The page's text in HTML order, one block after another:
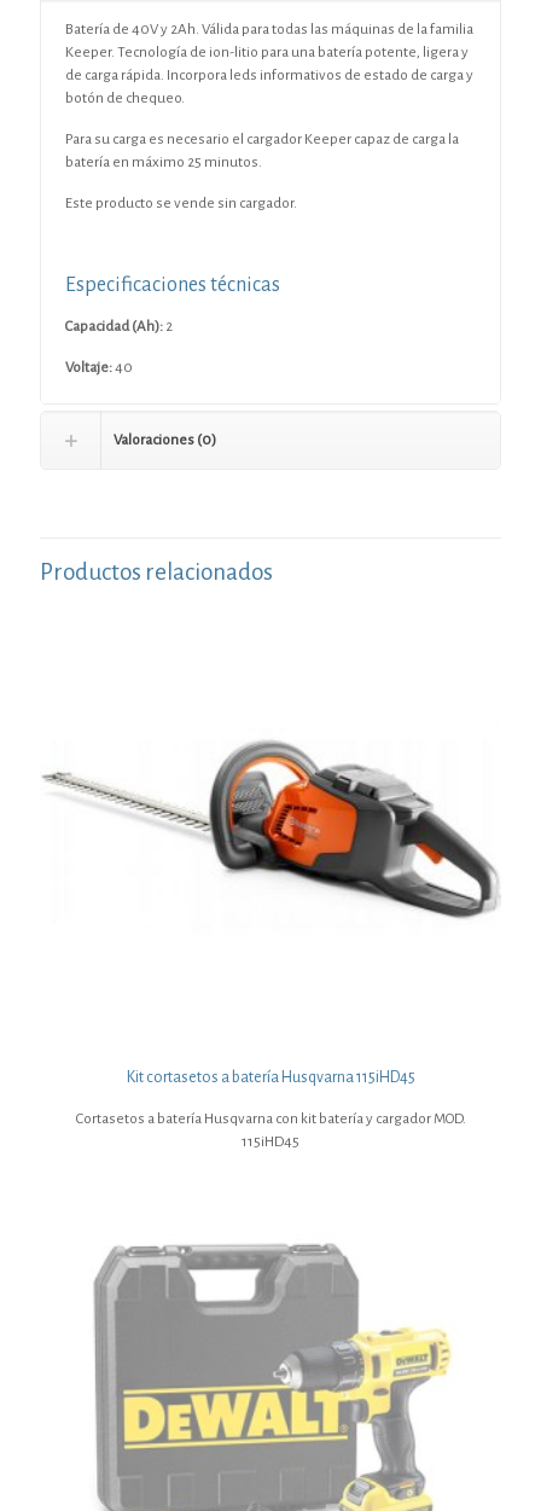
Batería de 40V y 2Ah. Válida para todas las máquinas de la familia
Keeper. Tecnología de ion-litio para una batería potente, ligera y
de carga rápida. Incorpora leds informativos de estado de carga y
botón de chequeo.
Para su carga es necesario el cargador Keeper capaz de carga la
batería en máximo 25 minutos.
Este producto se vende sin cargador.
Especificaciones técnicas
Capacidad (Ah): 2
Voltaje:40
Valoraciones (0)
Productos relacionados
Kit cortasetos a batería Husqvarna 115iHD45
Cortasetos a batería Husqvarna con kit batería y cargador MOD.
115iHD45